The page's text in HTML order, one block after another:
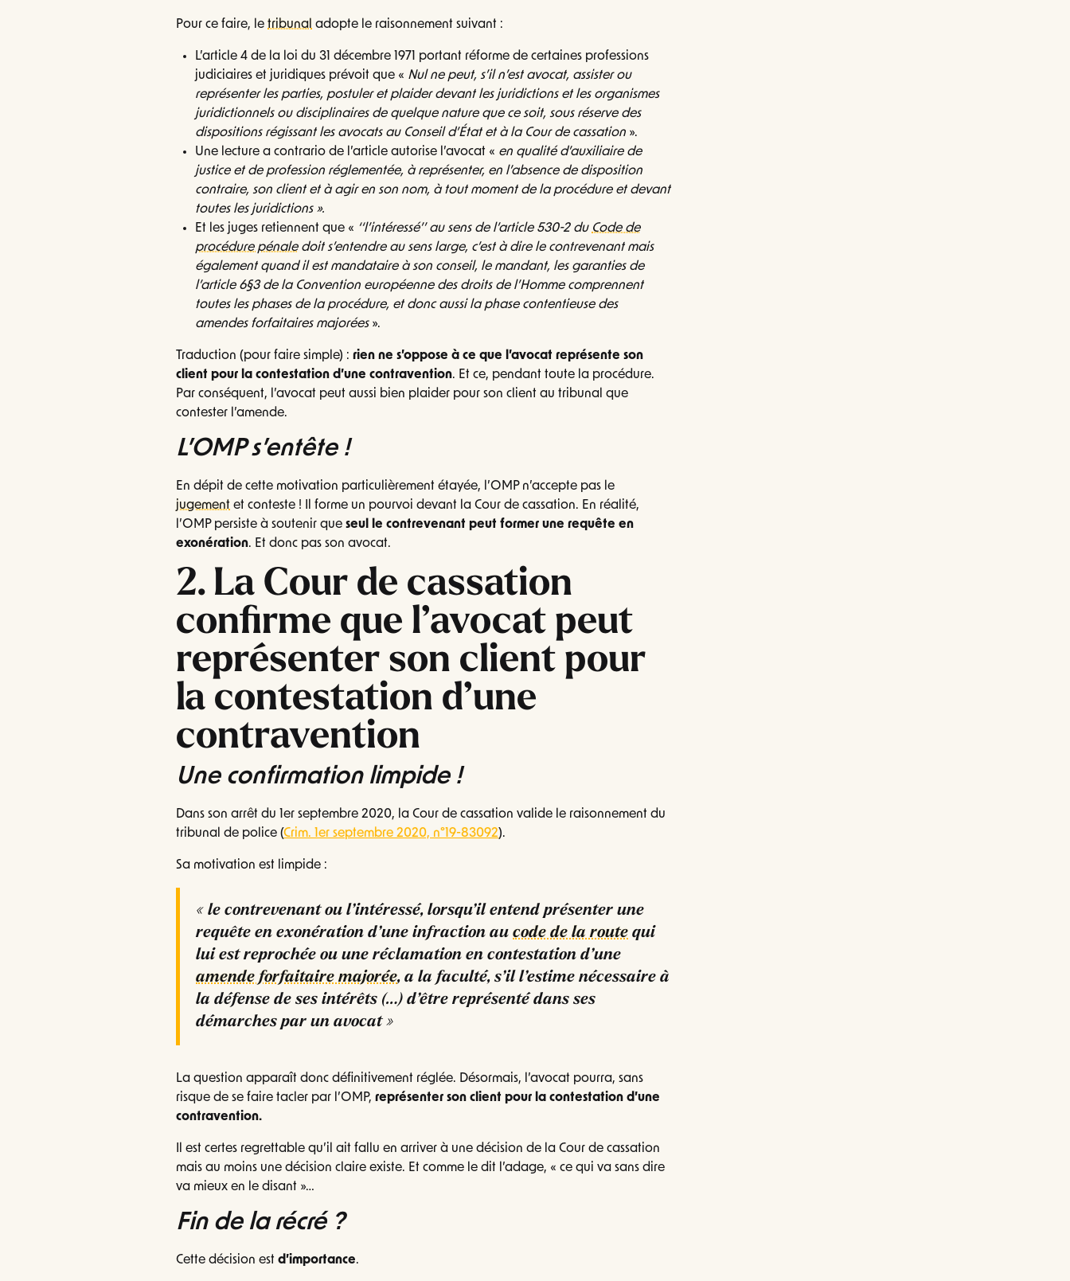
Pour ce faire, letribunal adopte le raisonnement suivant :
L’article 4 de la loi du 31 décembre 1971 portant réforme de certaines professions
judiciaires et juridiques prévoit que « Nul ne peut, s’il n’est avocat, assister ou
représenter les parties, postuler et plaider devant les juridictions et les organismes
juridictionnels ou disciplinaires de quelque nature que ce soit, sous réserve des
dispositions régissant les avocats au Conseil d’État et à la Cour de cassation ».
Une lecture a contrario de l’article autorise l’avocat « en qualité d’auxiliaire de
justice et de profession réglementée, à représenter, en l’absence de disposition
contraire, son client et à agir en son nom, à tout moment de la procédure et devant
toutes les juridictions ».
Et les juges retiennent que « ‘‘l’intéressé’’ au sens de l’article 530-2 du Code de
procédure pénaledoit s’entendre au sens large, c’est à dire le contrevenant mais
également quand il est mandataire à son conseil, le mandant, les garanties de
l’article 6§3 de la Convention européenne des droits de l’Homme comprennent
toutes les phases de la procédure, et donc aussi la phase contentieuse des
amendes forfaitaires majorées».
Traduction (pour faire simple) :rien ne s’oppose à ce que l’avocat représente son
client pour la contestation d’une contravention. Et ce, pendant toute la procédure.
Par conséquent, l’avocat peut aussi bien plaider pour son client au tribunal que
contester l’amende.
L’OMP s’entête !
En dépit de cette motivation particulièrement étayée, l’OMP n’accepte pas le
jugement et conteste ! Il forme un pourvoi devant la Cour de cassation. En réalité,
l’OMP persiste à soutenir queseul le contrevenant peut former une requête en
exonération. Et donc pas son avocat.
2. La Cour de cassation
confirme que l’avocat peut
représenter son client pour
la contestation d’une
contravention
Une confirmation limpide !
Dans son arrêt du 1er septembre 2020, la Cour de cassation valide le raisonnement du
tribunal de police (Crim. 1er septembre 2020, n°19-83092).
Sa motivation est limpide :
« le contrevenant ou l’intéressé, lorsqu’il entend présenter une
requête en exonération d’une infraction aucode de la route qui
lui est reprochée ou une réclamation en contestation d’une
amende forfaitaire majorée, a la faculté, s’il l’estime nécessaire à
la défense de ses intérêts (…) d’être représenté dans ses
démarches par un avocat »
La question apparaît donc définitivement réglée. Désormais, l’avocat pourra, sans
risque de se faire tacler par l’OMP,représenter son client pour la contestation d’une
contravention.
Il est certes regrettable qu’il ait fallu en arriver à une décision de la Cour de cassation
mais au moins une décision claire existe. Et comme le dit l’adage, « ce qui va sans dire
va mieux en le disant »…
Fin de la récré ?
Cette décision estd’importance.